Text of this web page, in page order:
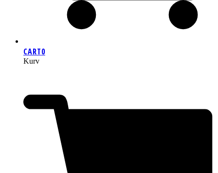
CART0
Kurv